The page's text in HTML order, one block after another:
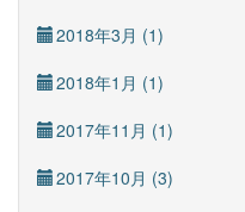
2018年3月 (1)
2018年1月 (1)
2017年11月 (1)
2017年10月 (3)